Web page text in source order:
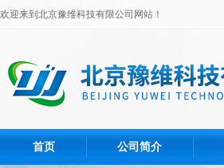
欢迎来到北京豫维科技有限公司网站！
首页 公司简介